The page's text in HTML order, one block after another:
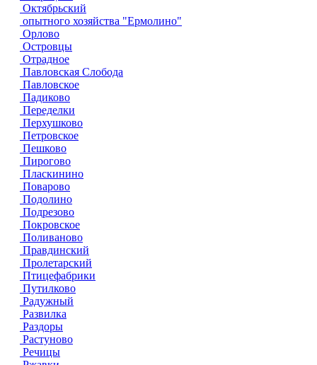
Октябрьский
опытного хозяйства "Ермолино"
Орлово
Островцы
Отрадное
Павловская Слобода
Павловское
Падиково
Переделки
Перхушково
Петровское
Пешково
Пирогово
Пласкинино
Поварово
Подолино
Подрезово
Покровское
Поливаново
Правдинский
Пролетарский
Птицефабрики
Путилково
Радужный
Развилка
Раздоры
Растуново
Речицы